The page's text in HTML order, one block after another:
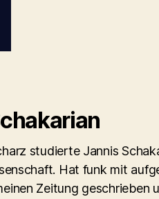
studierte Jannis
Hat funk mit
Zeitung geschrieben